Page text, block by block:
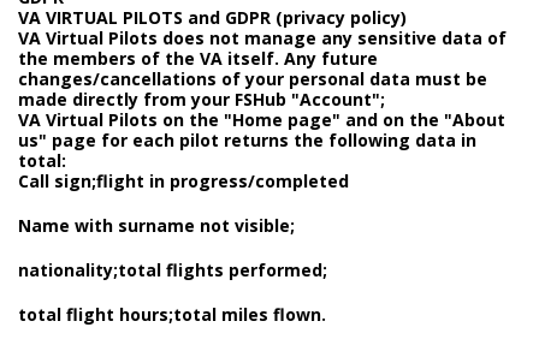
VA VIRTUAL PILOTS and GDPR (privacy policy)
VA Virtual Pilots does not manage any sensitive data of
the members of the VA itself. Any future
changes/cancellations of your personal data must be
made directly from your FSHub "Account";
VA Virtual Pilots on the "Home page" and on the "About
us" page for each pilot returns the following data in
total:
Call sign;flight in progress/completed
Name with surname not visible;
nationality;total flights performed;
total flight hours;total miles flown.